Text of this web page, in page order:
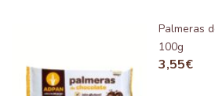
Palmeras
100g
3,55€